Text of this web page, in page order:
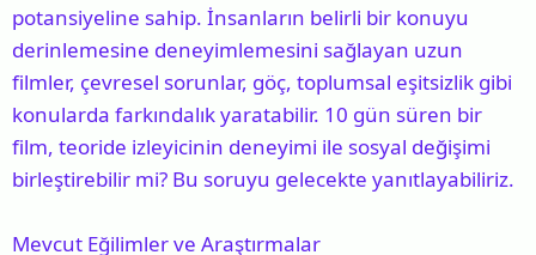
potansiyeline sahip. İnsanların belirli bir konuyu
derinlemesine deneyimlemesini sağlayan uzun
filmler, çevresel sorunlar, göç, toplumsal eşitsizlik gibi
konularda farkındalık yaratabilir. 10 gün süren bir
film, teoride izleyicinin deneyimi ile sosyal değişimi
birleştirebilir mi? Bu soruyu gelecekte yanıtlayabiliriz.
Mevcut Eğilimler ve Araştırmalar